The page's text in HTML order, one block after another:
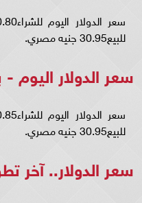
للبيع30.95 جنيه مصري.
سعر الدولار
للبيع30.95 جنيه مصري.
سعر الدولار.. آخر